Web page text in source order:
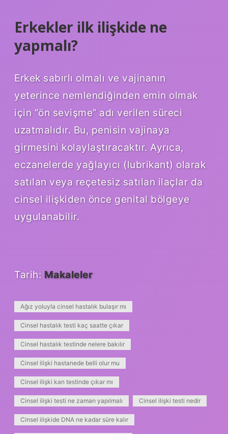
Erkekler ilk ilişkide ne
yapmalı?
Erkek sabırlı olmalı ve vajinanın
yeterince nemlendiğinden emin olmak
için “ön sevişme” adı verilen süreci
uzatmalıdır. Bu, penisin vajinaya
girmesini kolaylaştıracaktır. Ayrıca,
eczanelerde yağlayıcı (lubrikant) olarak
satılan veya reçetesiz satılan ilaçlar da
cinsel ilişkiden önce genital bölgeye
uygulanabilir.
Tarih: Makaleler
Ağız yoluyla cinsel hastalık bulaşır mı
Cinsel hastalık testi kaç saatte çıkar
Cinsel hastalık testinde nelere bakılır
Cinsel ilişki hastanede belli olur mu
Cinsel ilişki kan testinde çıkar mı
Cinsel ilişki testi ne zaman yapılmalı Cinsel ilişki testi nedir
Cinsel ilişkide DNA ne kadar süre kalır